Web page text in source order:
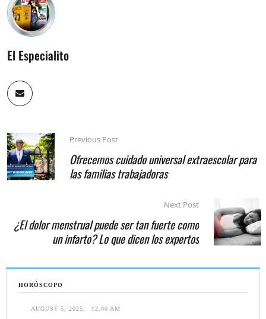
HORÓSCOPO
AUGUST 5, 2025, 12:00 AM
El Especialito
Previous Post
Ofrecemos cuidado universal extraescolar para
las familias trabajadoras
Next Post
¿El dolor menstrual puede ser tan fuerte como
un infarto? Lo que dicen los expertos